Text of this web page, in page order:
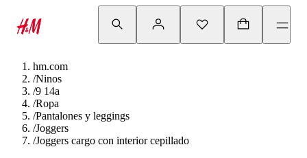
hm.com
/Ninos
/9 14a
/Ropa
/Pantalones y leggings
/Joggers
/Joggers cargo con interior cepillado